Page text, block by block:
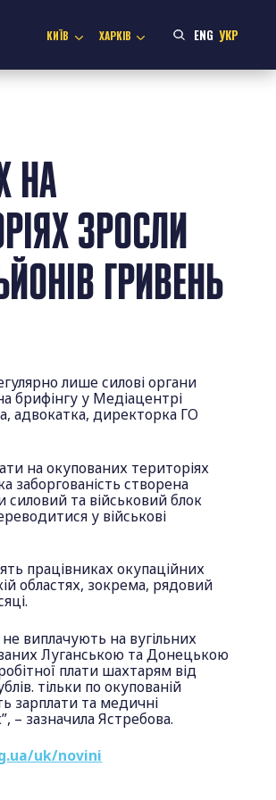
КИЇВ ХАРКІВ ENG УКР
НА
ЗРОСЛИ
ГРИВЕНЬ
лише силові органи
брифінгу у Медіацентрі
адвокатка, директорка ГО
на окупованих територіях
заборгованість створена
та військовий блок
у військові
працівниках окупаційних
областях, зокрема, рядовий
виплачують на вугільних
Луганською та Донецькою
плати шахтарям від
тільки по окупованій
зарплати та медичні
– зазначила Ястребова.
uk/novini